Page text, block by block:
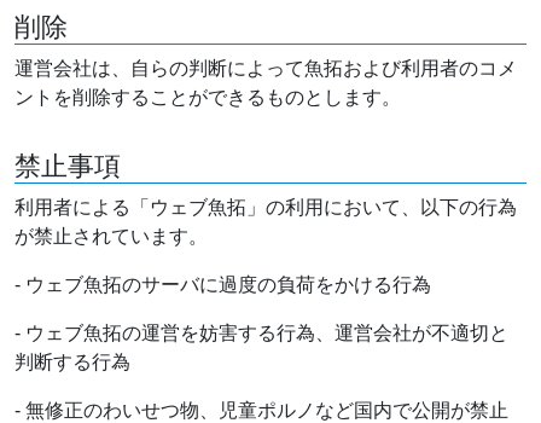
削除
運営会社は、自らの判断によって魚拓および利用者のコメ
ントを削除することができるものとします。
禁止事項
利用者による「ウェブ魚拓」の利用において、以下の行為
が禁止されています。
- ウェブ魚拓のサーバに過度の負荷をかける行為
- ウェブ魚拓の運営を妨害する行為、運営会社が不適切と
判断する行為
- 無修正のわいせつ物、児童ポルノなど国内で公開が禁止